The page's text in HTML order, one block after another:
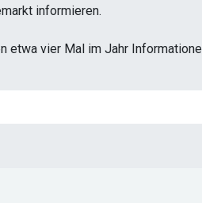
informieren.
etwa vier Mal im Jahr